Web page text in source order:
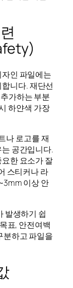
인 파일에는
합니다. 재단선
가하는 부분
하얀색 가장
나 로고를 재
공간입니다.
한 요소가 잘
스티커나 라
이상 안
발생하기 쉽
표, 안전여백
분하고 파일을